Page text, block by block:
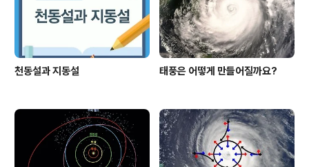
천동설과 지동설 태풍은 어떻게 만들어질까요?